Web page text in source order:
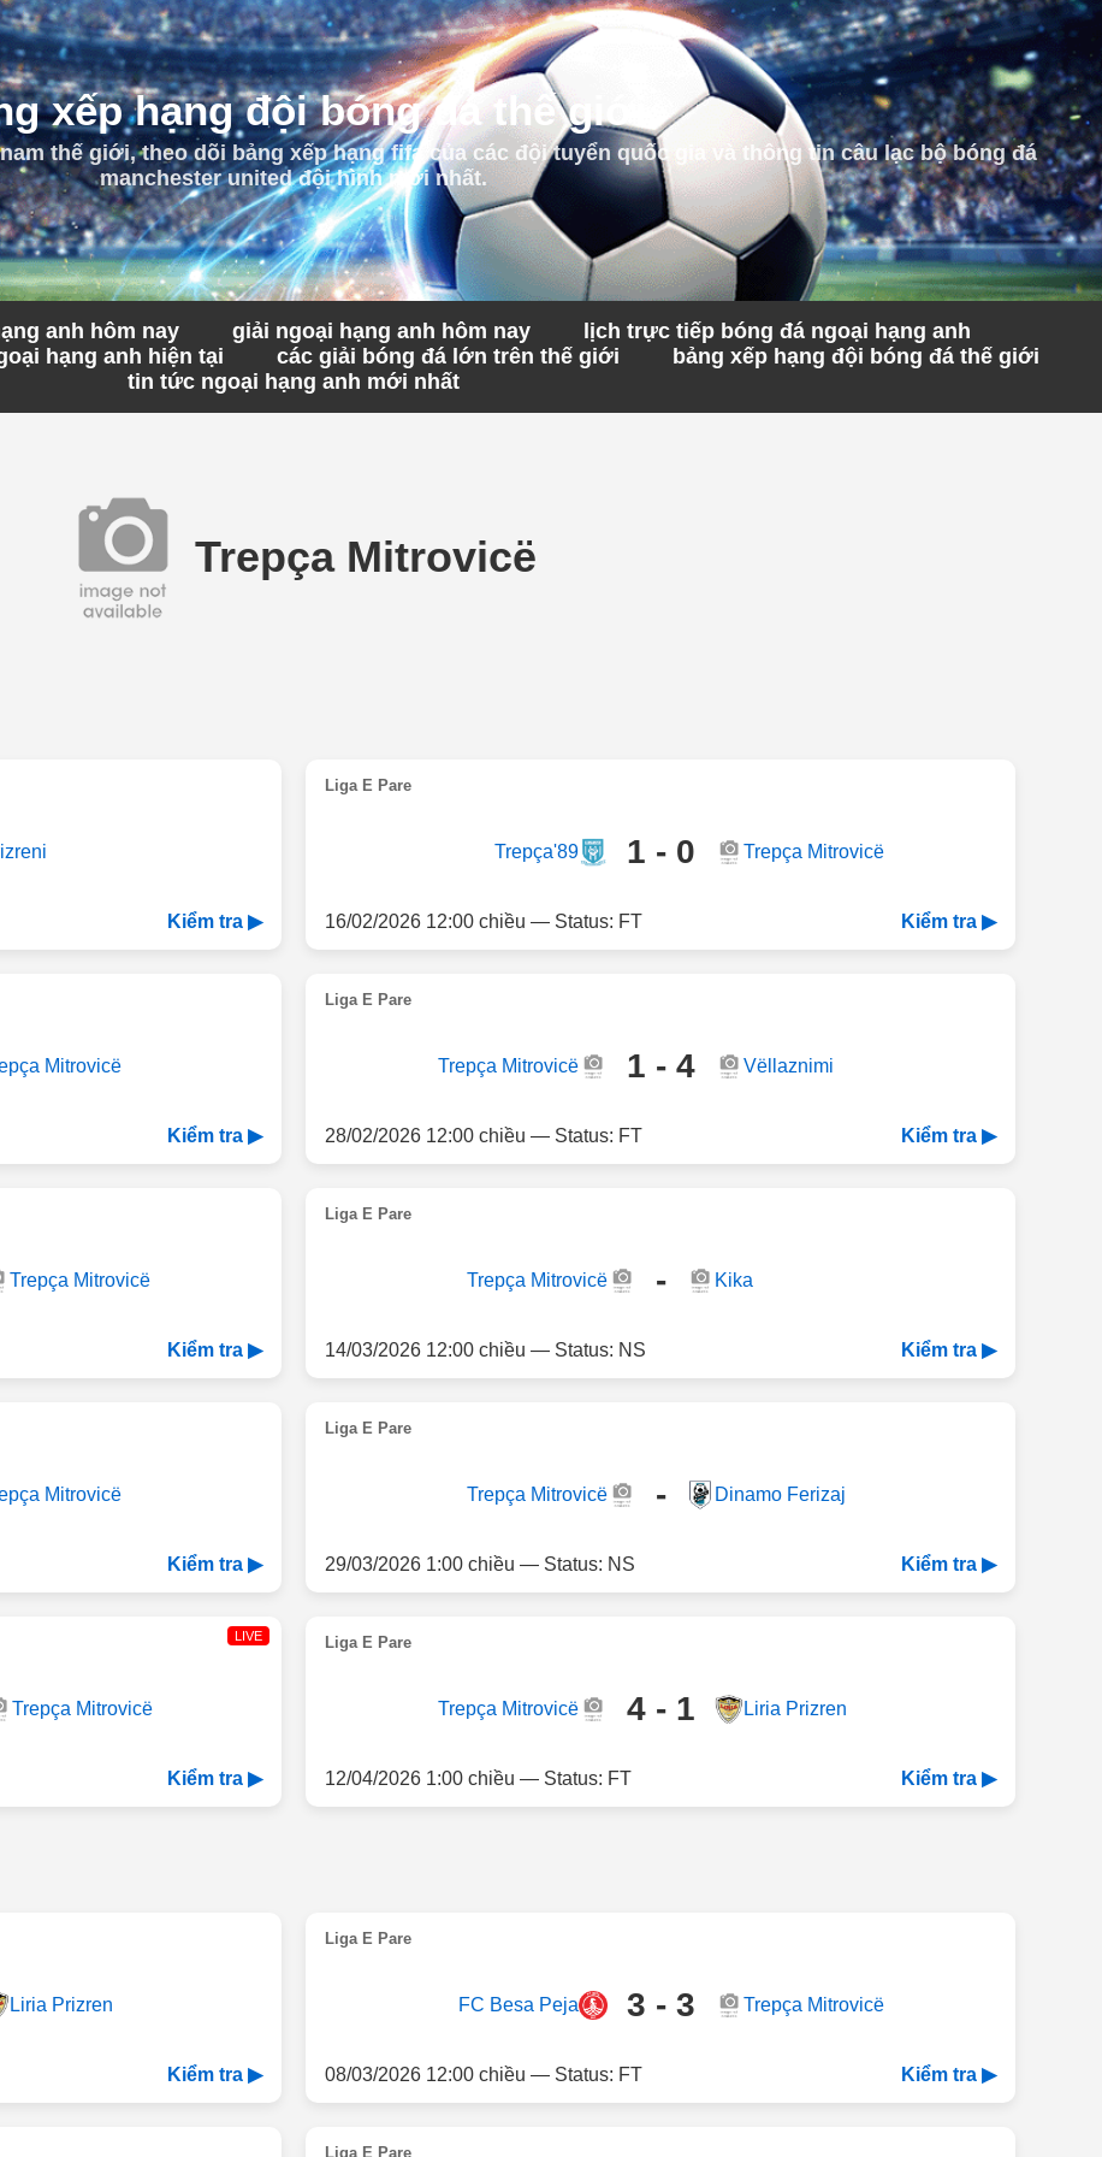
xếp hạng đội bóng đá thế giới
thế giới, theo dõi bảng xếp hạng fifa của các đội tuyển quốc gia và thông tin câu lạc bộ bóng đá
manchester united đội hình mới nhất.
anh hôm nay giải ngoại hạng anh hôm nay
lịch trực tiếp bóng đá ngoại hạng anh
hạng anh hiện tại các giải bóng đá lớn trên thế giới
bảng xếp hạng đội bóng đá thế giới
tin tức ngoại hạng anh mới nhất
Trepça Mitrovicë
Kiểm tra ▶
Liga E Pare
Trepça'89 1 - 0 Trepça Mitrovicë
16/02/2026 12:00 chiều — Status: FT Kiểm tra ▶
Mitrovicë
Kiểm tra ▶
Liga E Pare
Trepça Mitrovicë 1 - 4 Vëllaznimi
28/02/2026 12:00 chiều — Status: FT Kiểm tra ▶
Trepça Mitrovicë
Kiểm tra ▶
Liga E Pare
Trepça Mitrovicë - Kika
14/03/2026 12:00 chiều — Status: NS Kiểm tra ▶
Mitrovicë
Kiểm tra ▶
Liga E Pare
Trepça Mitrovicë - Dinamo Ferizaj
29/03/2026 1:00 chiều — Status: NS Kiểm tra ▶
LIVE
Trepça Mitrovicë
Kiểm tra ▶
Liga E Pare
Trepça Mitrovicë 4 - 1 Liria Prizren
12/04/2026 1:00 chiều — Status: FT Kiểm tra ▶
Liria Prizren
Kiểm tra ▶
Liga E Pare
FC Besa Peja 3 - 3 Trepça Mitrovicë
08/03/2026 12:00 chiều — Status: FT Kiểm tra ▶
Liga E Pare